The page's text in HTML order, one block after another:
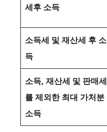
세후 소득
소득세 및 재산세 후 소
득
소득, 재산세 및 판매세
를 제외한 최대 가처분
소득